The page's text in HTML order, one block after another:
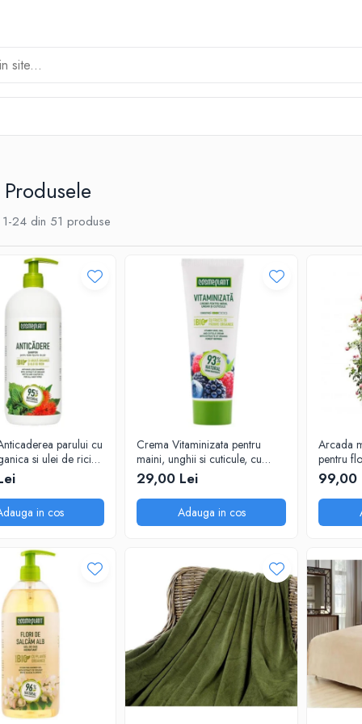
1-24 din 51 produse
parului cu
si ulei de ricin
1000 ml
in cos
Crema Vitaminizata pentru
maini, unghii si cuticule, cu
extracte de fructe de padure
organice, 75 ml
29,00 Lei
Adauga in cos
Arcada
pentru
99,00